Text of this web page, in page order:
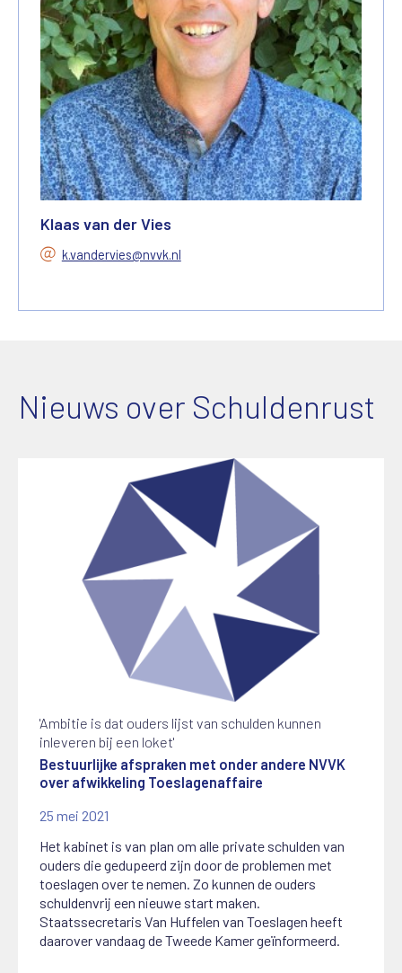
Klaas van der Vies
k.vandervies@nvvk.nl
Nieuws over Schuldenrust
'Ambitie is dat ouders lijst van schulden kunnen
inleveren bij een loket'
Bestuurlijke afspraken met onder andere NVVK
over afwikkeling Toeslagenaffaire
25 mei 2021
Het kabinet is van plan om alle private schulden van
ouders die gedupeerd zijn door de problemen met
toeslagen over te nemen. Zo kunnen de ouders
schuldenvrij een nieuwe start maken.
Staatssecretaris Van Huffelen van Toeslagen heeft
daarover vandaag de Tweede Kamer geïnformeerd.